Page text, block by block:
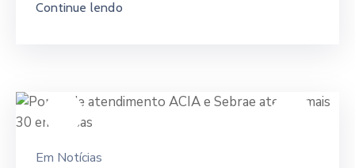
Continue lendo
Em Notícias